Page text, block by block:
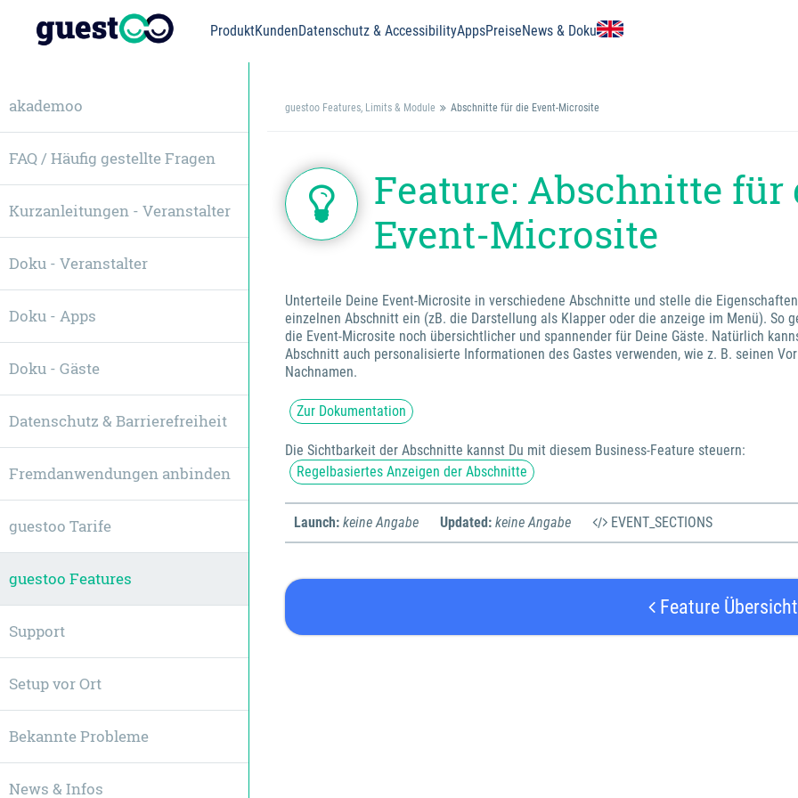
ProduktKundenDatenschutz & AccessibilityAppsPreiseNews & Doku
guestoo Features, Limits & Module Abschnitte für die Event-Microsite
Feature: Abschnitte für
Event-Microsite
Unterteile Deine Event-Microsite in verschiedene Abschnitte und stelle die
einzelnen Abschnitt ein (zB. die Darstellung als Klapper oder die anzeige im Menü). So
die Event-Microsite noch übersichtlicher und spannender für Deine Gäste. Natürlich
Abschnitt auch personalisierte Informationen des Gastes verwenden, wie z. B. seinen
Nachnamen.
Zur Dokumentation
Die Sichtbarkeit der Abschnitte kannst Du mit diesem Business-Feature steuern:
Regelbasiertes Anzeigen der Abschnitte
Launch: keine Angabe Updated: keine Angabe EVENT_SECTIONS
Feature Übersicht
akademoo
FAQ / Häufig gestellte Fragen
Kurzanleitungen - Veranstalter
Doku - Veranstalter
Doku - Apps
Doku - Gäste
Datenschutz & Barrierefreiheit
Fremdanwendungen anbinden
guestoo Tarife
guestoo Features
Support
Setup vor Ort
Bekannte Probleme
News & Infos